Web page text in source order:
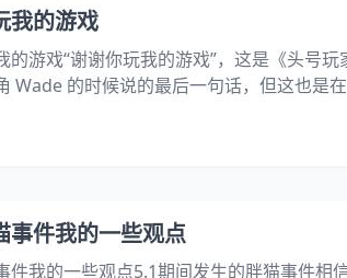
我的游戏
的游戏“谢谢你玩我的游戏”，这是《头号
Wade 的时候说的最后一句话，但这也是
通过...
事件我的一些观点
件我的一些观点5.1期间发生的胖猫事件相